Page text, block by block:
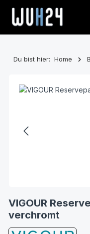
Zum Hauptinhalt springen
Du bist hier: Home
VIGOUR
verchromt